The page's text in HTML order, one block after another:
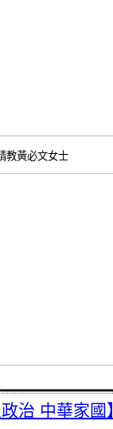
教黃必文女士
政治 中華家